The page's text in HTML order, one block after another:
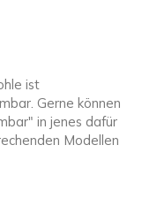
ist
Gerne können
in jenes dafür
Modellen